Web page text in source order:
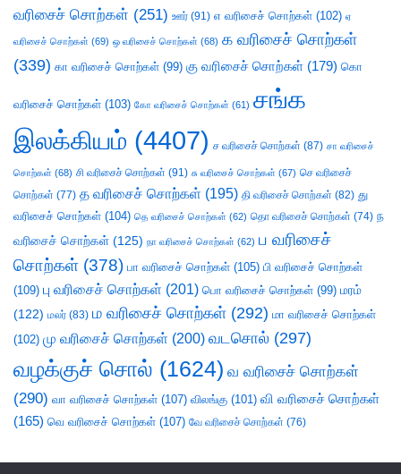
வரிசைச் சொற்கள் (251) ஊர் (91) எ வரிசைச் சொற்கள் (102) ஏ
வரிசைச் சொற்கள் (69) ஒ வரிசைச் சொற்கள் (68) க வரிசைச் சொற்கள்
(339) கா வரிசைச் சொற்கள் (99) கு வரிசைச் சொற்கள் (179) கொ
வரிசைச் சொற்கள் (103) கோ வரிசைச் சொற்கள் (61) சங்க
இலக்கியம் (4407) ச வரிசைச் சொற்கள் (87) சா வரிசைச்
சொற்கள் (68) சி வரிசைச் சொற்கள் (91) சு வரிசைச் சொற்கள் (67) செ வரிசைச்
சொற்கள் (77) த வரிசைச் சொற்கள் (195) தி வரிசைச் சொற்கள் (82) து
வரிசைச் சொற்கள் (104) தெ வரிசைச் சொற்கள் (62) தொ வரிசைச் சொற்கள் (74) ந
வரிசைச் சொற்கள் (125) நா வரிசைச் சொற்கள் (62) ப வரிசைச்
சொற்கள் (378) பா வரிசைச் சொற்கள் (105) பி வரிசைச் சொற்கள்
(109) பு வரிசைச் சொற்கள் (201) பொ வரிசைச் சொற்கள் (99) மரம்
(122) மலர் (83) ம வரிசைச் சொற்கள் (292) மா வரிசைச் சொற்கள்
(102) மு வரிசைச் சொற்கள் (200) வடசொல் (297)
வழக்குச் சொல் (1624) வ வரிசைச் சொற்கள்
(290) வா வரிசைச் சொற்கள் (107) விலங்கு (101) வி வரிசைச் சொற்கள்
(165) வெ வரிசைச் சொற்கள் (107) வே வரிசைச் சொற்கள் (76)